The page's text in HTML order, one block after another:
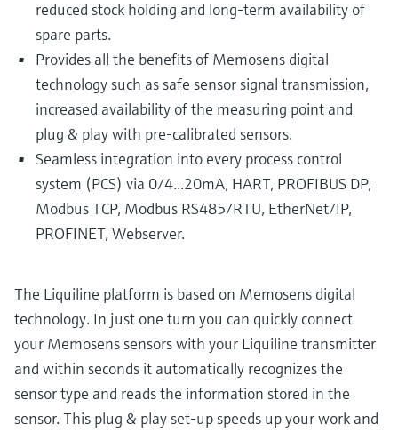
reduced stock holding and long-term availability of
spare parts.
Provides all the benefits of Memosens digital
technology such as safe sensor signal transmission,
increased availability of the measuring point and
plug & play with pre-calibrated sensors.
Seamless integration into every process control
system (PCS) via 0/4...20mA, HART, PROFIBUS DP,
Modbus TCP, Modbus RS485/RTU, EtherNet/IP,
PROFINET, Webserver.
The Liquiline platform is based on Memosens digital
technology. In just one turn you can quickly connect
your Memosens sensors with your Liquiline transmitter
and within seconds it automatically recognizes the
sensor type and reads the information stored in the
sensor. This plug & play set-up speeds up your work and